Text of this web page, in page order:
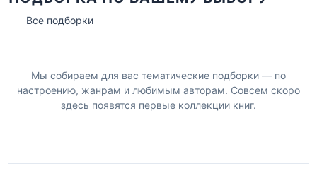
Все подборки
Мы собираем для вас тематические подборки — по
настроению, жанрам и любимым авторам. Совсем скоро
здесь появятся первые коллекции книг.